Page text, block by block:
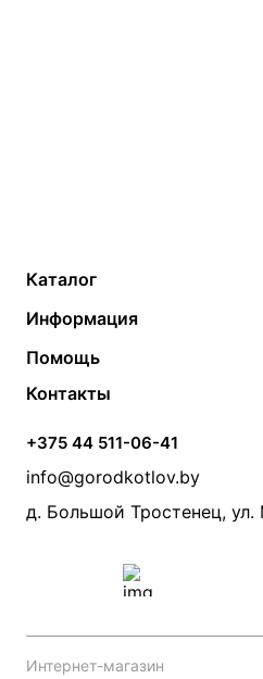
Каталог
Твердотопливные котлы
Электрические котлы
Банные печи
Камины и печи
Теплый пол
Радиаторы
Насосы
Дымоходы
Информация
Контакты
Статьи
Акции
Производители
Помощь
Монтаж систем отопления
Прайс по монтажу систем
Проект систем отопления
Контакты
+375 44 511-06-41
info@gorodkotlov.by
д. Большой Тростенец,
Интернет-магазин